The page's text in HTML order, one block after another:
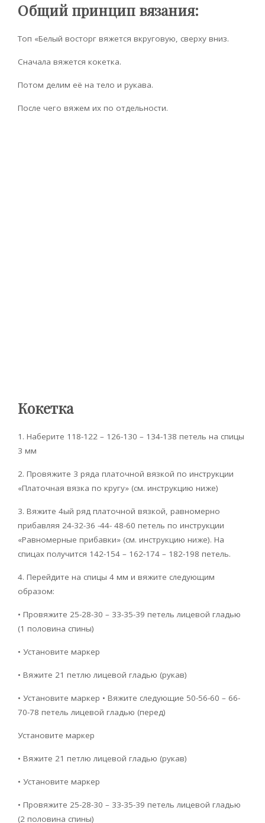
Общий принцип вязания:
Топ «Белый восторг вяжется вкруговую, сверху вниз.
Сначала вяжется кокетка.
Потом делим её на тело и рукава.
После чего вяжем их по отдельности.
Кокетка
1. Наберите 118-122 – 126-130 – 134-138 петель на спицы
3 мм
2. Провяжите 3 ряда платочной вязкой по инструкции
«Платочная вязка по кругу» (см. инструкцию ниже)
3. Вяжите 4ый ряд платочной вязкой, равномерно
прибавляя 24-32-36 -44- 48-60 петель по инструкции
«Равномерные прибавки» (см. инструкцию ниже). На
спицах получится 142-154 – 162-174 – 182-198 петель.
4. Перейдите на спицы 4 мм и вяжите следующим
образом:
• Провяжите 25-28-30 – 33-35-39 петель лицевой гладью
(1 половина спины)
• Установите маркер
• Вяжите 21 петлю лицевой гладью (рукав)
• Установите маркер • Вяжите следующие 50-56-60 – 66-
70-78 петель лицевой гладью (перед)
Установите маркер
• Вяжите 21 петлю лицевой гладью (рукав)
• Установите маркер
• Провяжите 25-28-30 – 33-35-39 петель лицевой гладью
(2 половина спины)